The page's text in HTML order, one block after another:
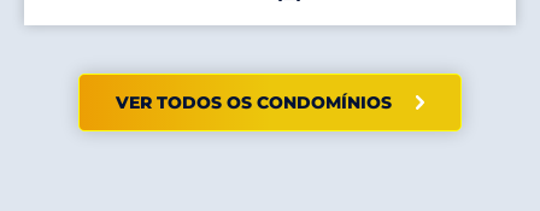
VER TODOS OS CONDOMÍNIOS